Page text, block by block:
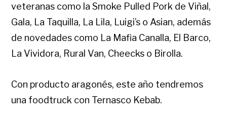
veteranas como la Smoke Pulled Pork de Viñal,
Gala, La Taquilla, La Lila, Luigi’s o Asian, además
de novedades como La Mafia Canalla, El Barco,
La Vividora, Rural Van, Cheecks o Birolla.
Con producto aragonés, este año tendremos
una foodtruck con Ternasco Kebab.